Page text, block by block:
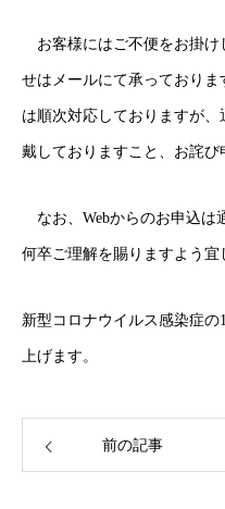
HOME
GLOBAL SUBSIDIARIES
お客様にはご不便をお掛け
せはメールにて承っており
は順次対応しておりますが
戴しておりますこと、お詫び
なお、Webからのお申込は
何卒ご理解を賜りますよう宜
新型コロナウイルス感染症
上げます。
前の記事